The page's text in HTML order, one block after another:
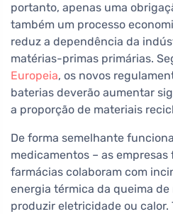
portanto, apenas uma
também um processo
reduz a dependência da
matérias-primas primárias.
Europeia, os novos
baterias deverão aumentar
a proporção de materiais
De forma semelhante
medicamentos – as
farmácias colaboram com
energia térmica da queima
produzir eletricidade ou calor.